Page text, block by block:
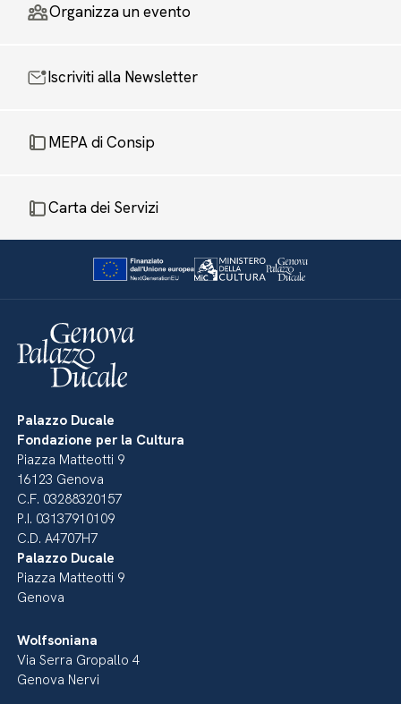
Organizza un evento
Iscriviti alla Newsletter
MEPA di Consip
Carta dei Servizi
Palazzo Ducale
Fondazione per la Cultura
Piazza Matteotti 9
16123 Genova
C.F. 03288320157
P.I. 03137910109
C.D. A4707H7
Palazzo Ducale
Piazza Matteotti 9
Genova
Wolfsoniana
Via Serra Gropallo 4
Genova Nervi